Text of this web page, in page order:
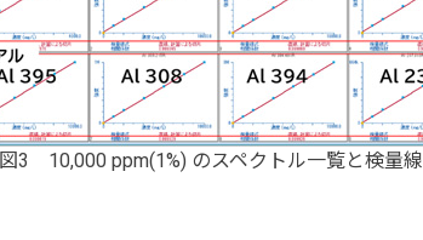
図3 10,000 ppm(1%) のスペクトル一覧と検量線